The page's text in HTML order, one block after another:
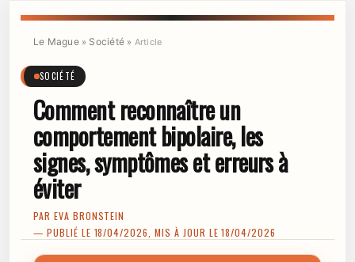
Le Mague» Société» Article
SOCIÉTÉ
Comment reconnaître un
comportement bipolaire, les
signes, symptômes et erreurs à
éviter
PAR EVA BRONSTEIN
— PUBLIÉ LE 18/04/2026, MIS À JOUR LE 18/04/2026